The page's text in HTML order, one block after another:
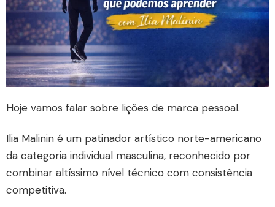
Hoje vamos falar sobre lições de marca pessoal.
Ilia Malinin é um patinador artístico norte-americano
da categoria individual masculina, reconhecido por
combinar altíssimo nível técnico com consistência
competitiva.